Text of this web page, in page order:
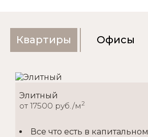
Квартиры Офисы
Элитный
от 17500 руб./м2
Все что есть в капитальном